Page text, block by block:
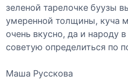
зеленой тарелочке буузы
умеренной толщины, куча
очень вкусно, да и народу
советую определиться по
Маша Русскова